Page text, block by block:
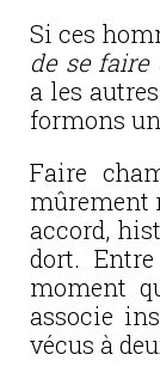
Si ces
de se faire
a les
formons
Faire
mûrement
accord,
dort.
moment
associe
vécus à